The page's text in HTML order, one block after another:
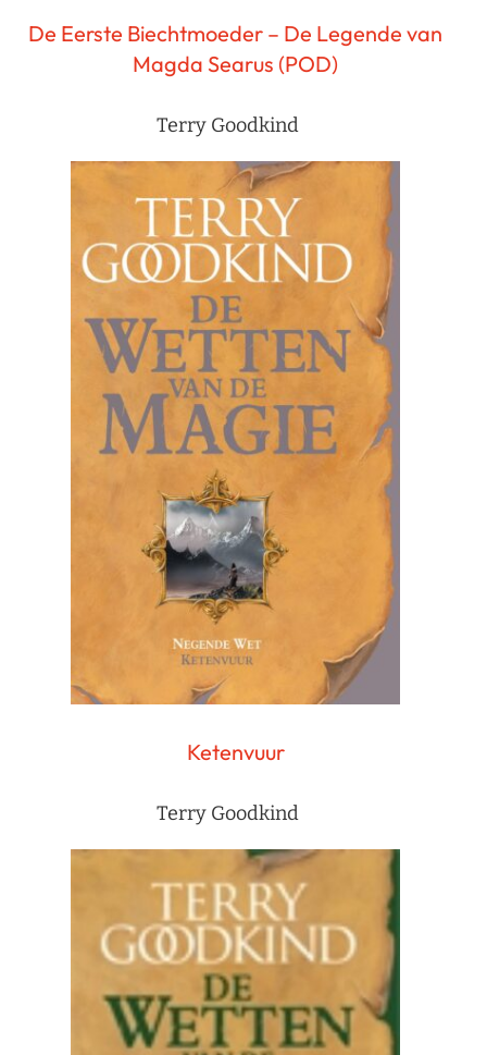
De Eerste Biechtmoeder – De Legende van
Magda Searus (POD)
Terry Goodkind
Ketenvuur
Terry Goodkind